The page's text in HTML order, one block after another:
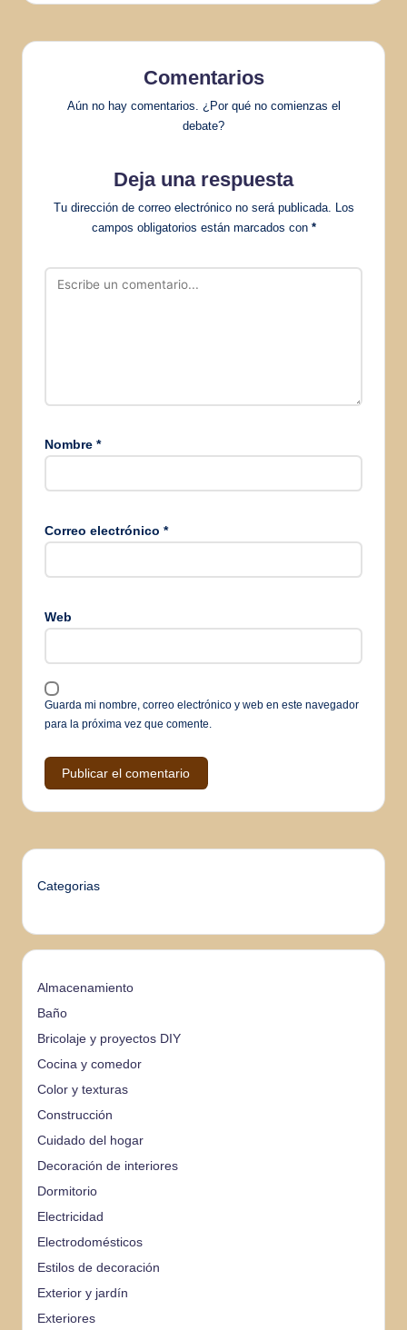
Comentarios
Aún no hay comentarios. ¿Por qué no comienzas el
debate?
Deja una respuesta
Tu dirección de correo electrónico no será publicada.
Los
campos obligatorios están marcados con *
Nombre *
Correo electrónico *
Web
Guarda mi nombre, correo electrónico y web en este navegador
para la próxima vez que comente.
Categorias
Almacenamiento
Baño
Bricolaje y proyectos DIY
Cocina y comedor
Color y texturas
Construcción
Cuidado del hogar
Decoración de interiores
Dormitorio
Electricidad
Electrodomésticos
Estilos de decoración
Exterior y jardín
Exteriores